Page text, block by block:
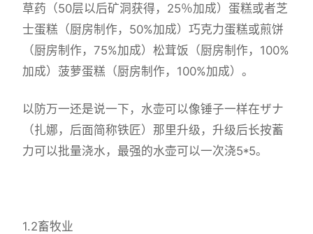
草药（50层以后矿洞获得，25％加成）蛋糕或者芝
士蛋糕（厨房制作，50%加成）巧克力蛋糕或煎饼
（厨房制作，75%加成）松茸饭（厨房制作，100%
加成）菠萝蛋糕（厨房制作，100%加成）。
以防万一还是说一下，水壶可以像锤子一样在ザナ
（扎娜，后面简称铁匠）那里升级，升级后长按蓄
力可以批量浇水，最强的水壶可以一次浇5*5。
1.2畜牧业